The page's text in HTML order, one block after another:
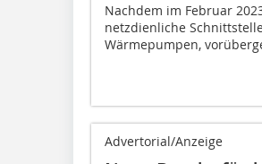
Nachdem im Februar
netzdienliche
Wärmepumpen,
Advertorial/Anzeige